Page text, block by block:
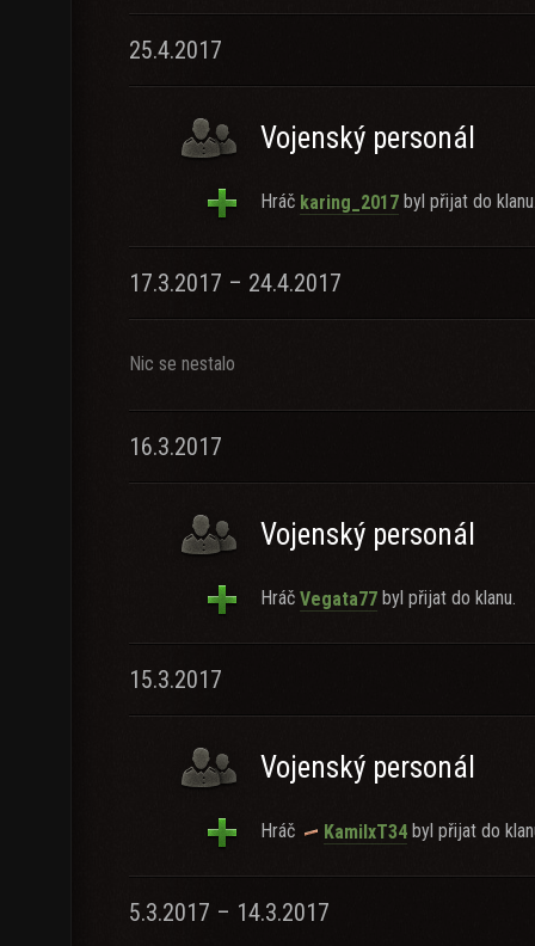
25.4.2017
Vojenský personál
Hráč karing_2017 byl přijat do
17.3.2017 – 24.4.2017
Nic se nestalo
16.3.2017
Vojenský personál
Hráč Vegata77 byl přijat do klanu.
15.3.2017
Vojenský personál
Hráč KamilxT34 byl přijat do
5.3.2017 – 14.3.2017